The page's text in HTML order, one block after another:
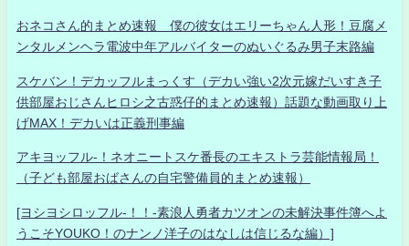
おネコさん的まとめ速報 僕の彼女はエリーちゃん人形！豆腐メ
ンタルメンヘラ電波中年アルバイターのぬいぐるみ男子末路編
スケバン！デカッフルまっくす（デカい強い2次元嫁だいすき子
供部屋おじさんヒロシ之古惑仔的まとめ速報）話題な動画取り上
げMAX！デカいは正義刑事編
アキヨッフル-！ネオニートスケ番長のエキストラ芸能情報局！
（子ども部屋おばさんの自宅警備員的まとめ速報）
[ヨシヨシロッフル-！！-素浪人勇者カツオンの未解決事件簿へよ
うこそYOUKO！のナンノ洋子のはなしは信じるな編）]